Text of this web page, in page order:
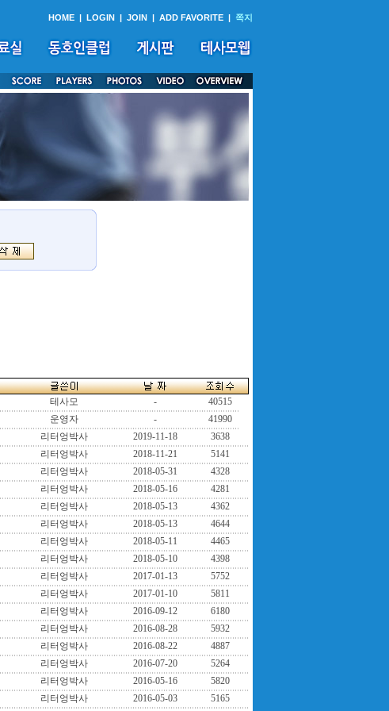
HOME | LOGIN | JOIN | ADD FAVORITE | 쪽지
테사모 -
40515
운영자 -
41990
리터엉박사 2019-11-18
3638
리터엉박사 2018-11-21
5141
리터엉박사 2018-05-31
4328
리터엉박사 2018-05-16
4281
리터엉박사 2018-05-13
4362
리터엉박사 2018-05-13
4644
리터엉박사 2018-05-11
4465
리터엉박사 2018-05-10
4398
리터엉박사 2017-01-13
5752
리터엉박사 2017-01-10
5811
리터엉박사 2016-09-12
6180
리터엉박사 2016-08-28
5932
리터엉박사 2016-08-22
4887
리터엉박사 2016-07-20
5264
리터엉박사 2016-05-16
5820
리터엉박사 2016-05-03
5165